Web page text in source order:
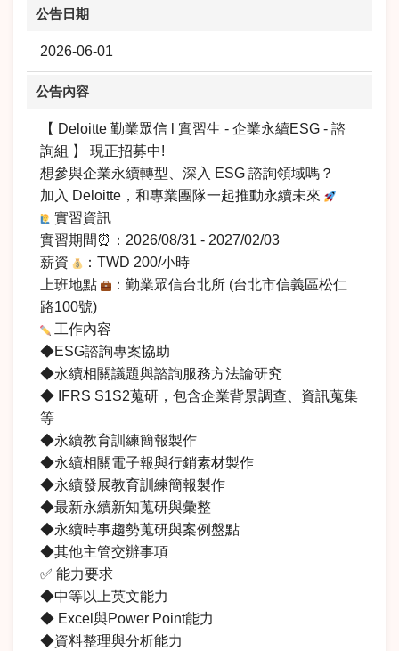
公告日期
2026-06-01
公告內容
【 Deloitte 勤業眾信 l 實習生 - 企業永續ESG - 諮
詢組 】 現正招募中!
想參與企業永續轉型、深入 ESG 諮詢領域嗎？
加入 Deloitte，和專業團隊一起推動永續未來
實習資訊
實習期間⏰：2026/08/31 - 2027/02/03
薪資
：TWD 200/小時
上班地點
：勤業眾信台北所 (台北市信義區松仁
路100號)
工作內容
◆ESG諮詢專案協助
◆永續相關議題與諮詢服務方法論研究
◆ IFRS S1S2蒐研，包含企業背景調查、資訊蒐集
等
◆永續教育訓練簡報製作
◆永續相關電子報與行銷素材製作
◆永續發展教育訓練簡報製作
◆最新永續新知蒐研與彙整
◆永續時事趨勢蒐研與案例盤點
◆其他主管交辦事項
✅ 能力要求
◆中等以上英文能力
◆ Excel與Power Point能力
◆資料整理與分析能力